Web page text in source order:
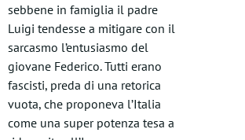
sebbene in famiglia il padre
Luigi tendesse a mitigare con il
sarcasmo l’entusiasmo del
giovane Federico. Tutti erano
fascisti, preda di una retorica
vuota, che proponeva l’Italia
come una super potenza tesa a